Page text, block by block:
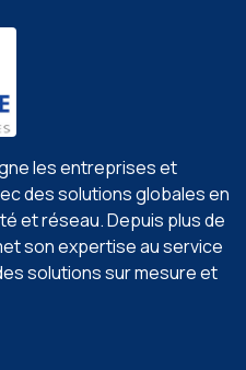
les entreprises et
des solutions globales en
et réseau. Depuis plus de
son expertise au service
solutions sur mesure et